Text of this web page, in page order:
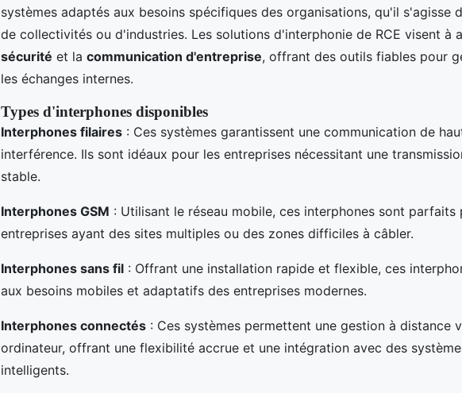
systèmes adaptés aux besoins spécifiques des organisations, qu'il s'agisse
de collectivités ou d'industries. Les solutions d'interphonie de RCE visent à
sécurité et la communication d'entreprise, offrant des outils fiables pour
les échanges internes.
Types d'interphones disponibles
Interphones filaires : Ces systèmes garantissent une communication de
interférence. Ils sont idéaux pour les entreprises nécessitant une
stable.
Interphones GSM : Utilisant le réseau mobile, ces interphones sont parfaits
entreprises ayant des sites multiples ou des zones difficiles à câbler.
Interphones sans fil : Offrant une installation rapide et flexible, ces
aux besoins mobiles et adaptatifs des entreprises modernes.
Interphones connectés : Ces systèmes permettent une gestion à distance
ordinateur, offrant une flexibilité accrue et une intégration avec des
intelligents.